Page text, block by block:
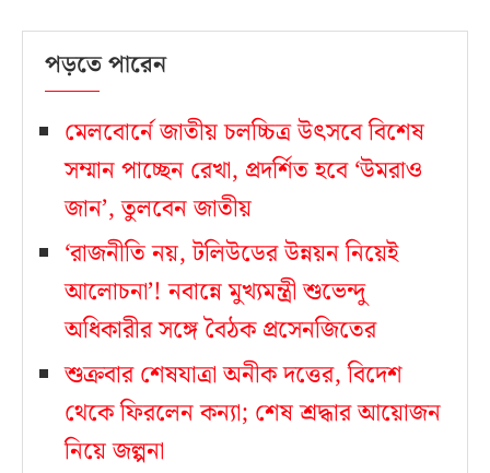
পড়তে পারেন
মেলবোর্নে জাতীয় চলচ্চিত্র উৎসবে বিশেষ
সম্মান পাচ্ছেন রেখা, প্রদর্শিত হবে ‘উমরাও
জান’, তুলবেন জাতীয়
‘রাজনীতি নয়, টলিউডের উন্নয়ন নিয়েই
আলোচনা’! নবান্নে মুখ্যমন্ত্রী শুভেন্দু
অধিকারীর সঙ্গে বৈঠক প্রসেনজিতের
শুক্রবার শেষযাত্রা অনীক দত্তের, বিদেশ
থেকে ফিরলেন কন্যা; শেষ শ্রদ্ধার আয়োজন
নিয়ে জল্পনা